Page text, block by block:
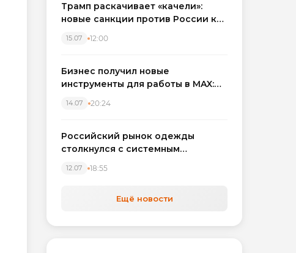
Трамп раскачивает «качели»:
новые санкции против России как
15.07 12:00
Бизнес получил новые
инструменты для работы в MAX:
автоматизируют обработку
14.07 20:24
Российский рынок одежды
столкнулся с системным
12.07 18:55
Ещё новости